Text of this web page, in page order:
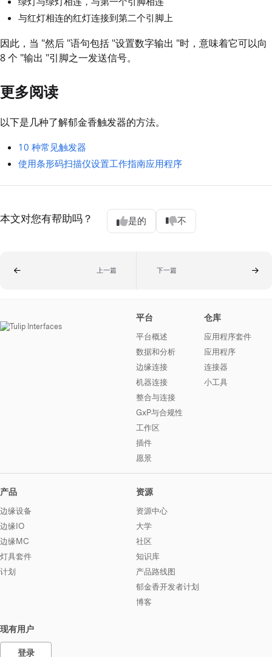
与红灯相连的红灯连接到第二个引脚上
因此，当 "然后 "语句包括 "设置数字输出 "时，意味着它可以向
8 个 "输出 "引脚之一发送信号。
更多阅读
以下是几种了解郁金香触发器的方法。
10 种常见触发器
使用条形码扫描仪设置工作指南应用程序
本文对您有帮助吗？ 是的 不
上一篇 下一篇
平台
平台概述
数据和分析
边缘连接
机器连接
整合与连接
GxP与合规性
工作区
插件
愿景
仓库
应用程序套件
应用程序
连接器
小工具
产品
边缘设备
边缘IO
边缘MC
灯具套件
计划
资源
资源中心
大学
社区
知识库
产品路线图
郁金香开发者计划
博客
现有用户
登录